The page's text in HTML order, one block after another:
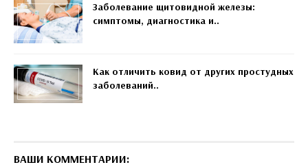
Заболевание щитовидной железы:
симптомы, диагностика и..
Как отличить ковид от других простудных
заболеваний..
ВАШИ КОММЕНТАРИИ: